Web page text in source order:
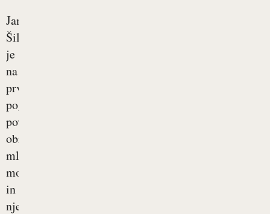
Jan
Šilec
je
na
prvi
pogled
povsem
običajen
mlad
moški
in
njegov